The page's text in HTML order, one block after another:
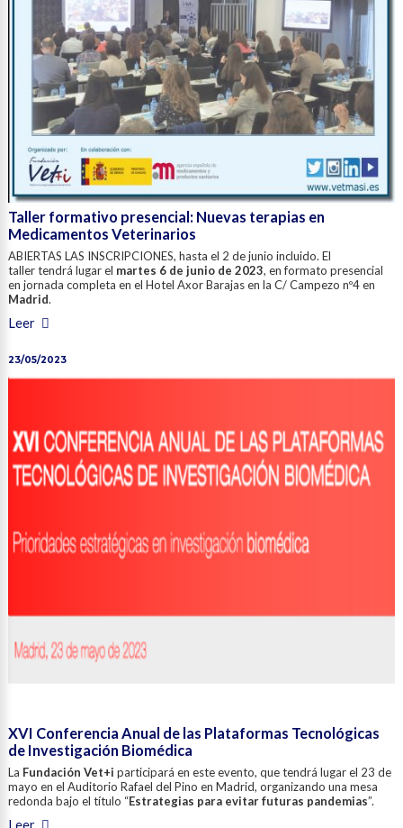
Taller formativo presencial: Nuevas terapias en
Medicamentos Veterinarios
ABIERTAS LAS INSCRIPCIONES, hasta el 2 de junio incluido. El
taller tendrá lugar el martes 6 de junio de 2023, en formato presencial
en jornada completa en el Hotel Axor Barajas en la C/ Campezo nº4 en
Madrid.
Leer
23/05/2023
XVI Conferencia Anual de las Plataformas Tecnológicas
de Investigación Biomédica
La Fundación Vet+i participará en este evento, que tendrá lugar el 23 de
mayo en el Auditorio Rafael del Pino en Madrid, organizando una mesa
redonda bajo el título “Estrategias para evitar futuras pandemias”.
Leer